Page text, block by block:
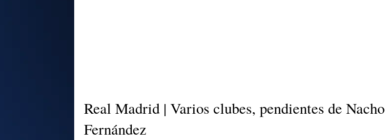
Real Madrid | Varios clubes, pendientes de Nacho
Fernández